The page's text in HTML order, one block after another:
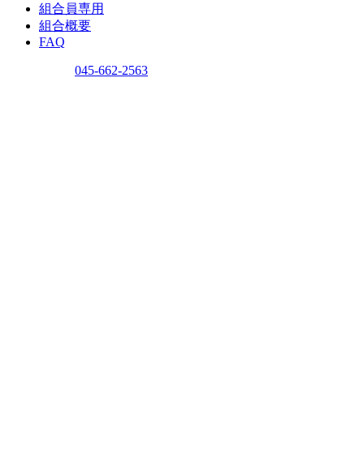
組合員専用
組合概要
FAQ
045-662-2563